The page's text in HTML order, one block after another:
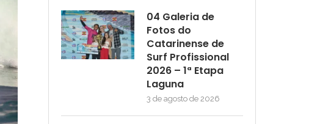
04 Galeria de
Fotos do
Catarinense de
Surf Profissional
2026 – 1ª Etapa
Laguna
3 de agosto de 2026